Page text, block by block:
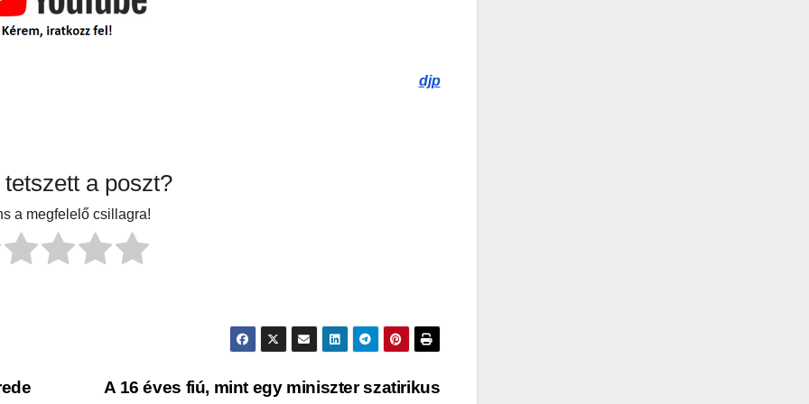
djp
a poszt?
a megfelelő csillagra!
A 16 éves fiú, mint egy miniszter szatirikus